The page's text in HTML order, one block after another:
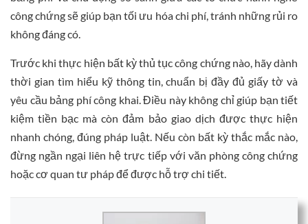
công chứng sẽ giúp bạn tối ưu hóa chi phí, tránh những rủi ro
không đáng có.
Trước khi thực hiện bất kỳ thủ tục công chứng nào, hãy dành
thời gian tìm hiểu kỹ thông tin, chuẩn bị đầy đủ giấy tờ và
yêu cầu bảng phí công khai. Điều này không chỉ giúp bạn tiết
kiệm tiền bạc mà còn đảm bảo giao dịch được thực hiện
nhanh chóng, đúng pháp luật. Nếu còn bất kỳ thắc mắc nào,
đừng ngần ngại liên hệ trực tiếp với văn phòng công chứng
hoặc cơ quan tư pháp để được hỗ trợ chi tiết.